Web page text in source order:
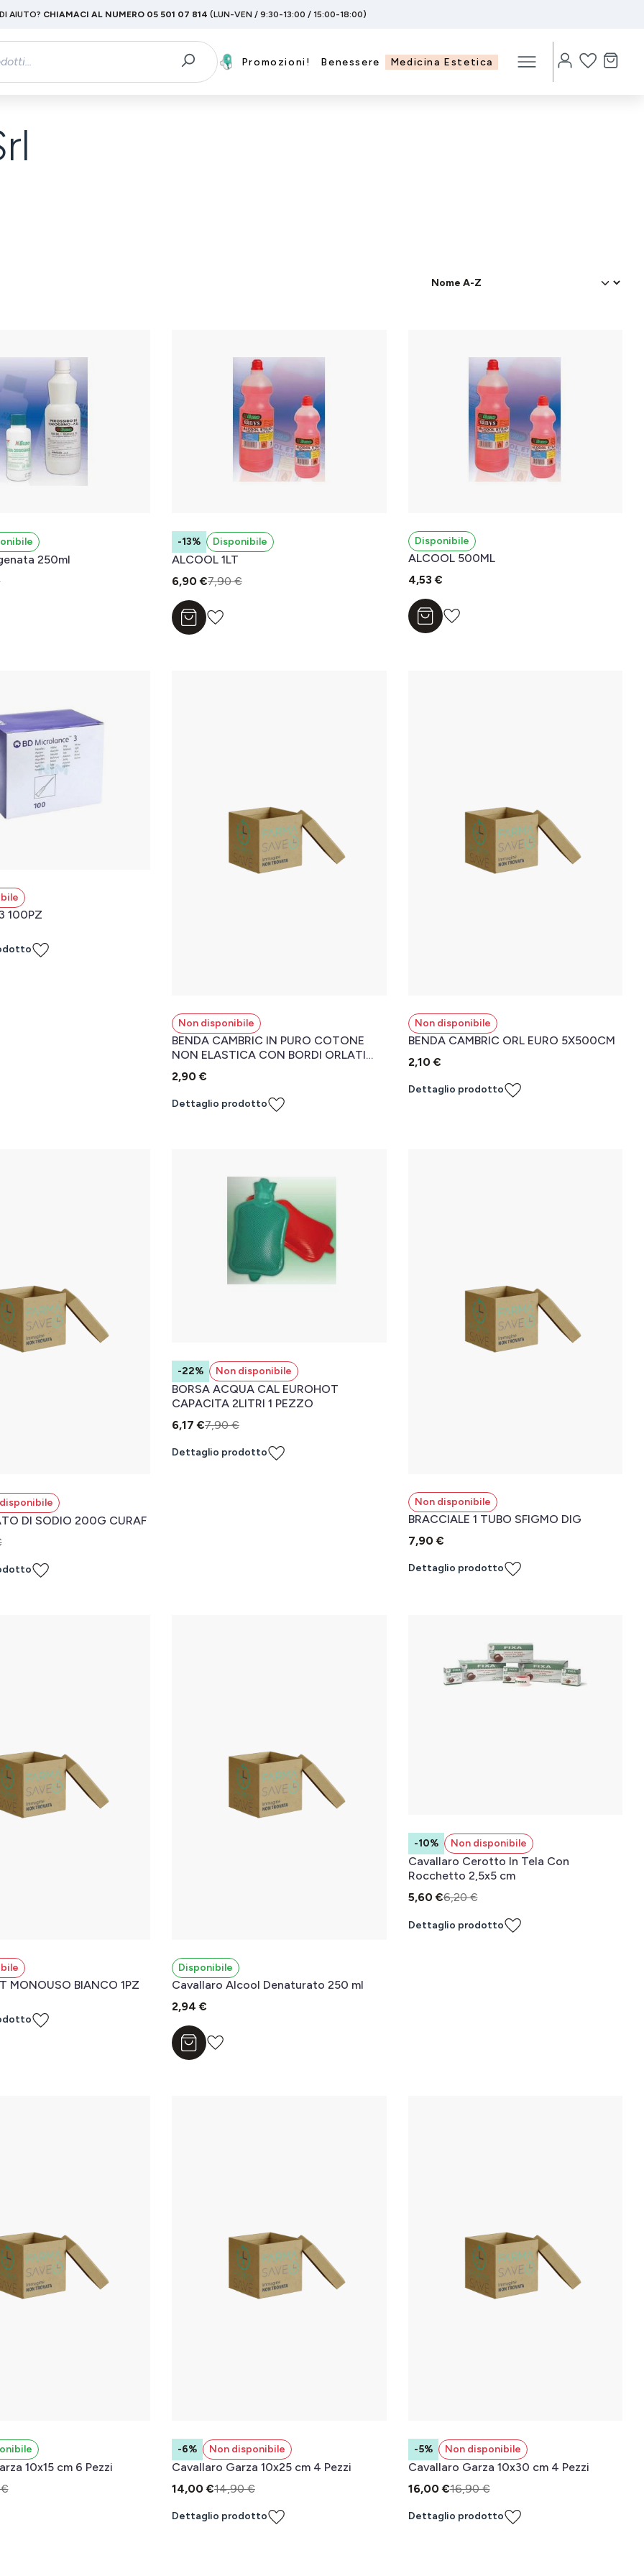
AIUTO? CHIAMACI AL NUMERO 05 501 07 814 (LUN-VEN / 9:30-13:00 / 15:00-18:00)
Promozioni! Benessere Medicina Estetica
250ml
carrello
-13% Disponibile
ALCOOL 1LT
6,90 €7,90 €
Aggiungi al carrello
Disponibile
ALCOOL 500ML
4,53 €
Aggiungi al carrello
100PZ
Non disponibile
BENDA CAMBRIC IN PURO COTONE
NON ELASTICA CON BORDI ORLATI
CM
2,90 €
Dettaglio prodotto
Non disponibile
BENDA CAMBRIC ORL EURO 5X500CM
2,10 €
Dettaglio prodotto
DI SODIO 200G CURAF
-22% Non disponibile
BORSA ACQUA CAL EUROHOT
CAPACITA 2LITRI 1 PEZZO
6,17 €7,90 €
Dettaglio prodotto
Non disponibile
BRACCIALE 1 TUBO SFIGMO DIG
7,90 €
Dettaglio prodotto
MONOUSO BIANCO 1PZ
Disponibile
Cavallaro Alcool Denaturato 250 ml
2,94 €
Aggiungi al carrello
-10% Non disponibile
Cavallaro Cerotto In Tela Con
Rocchetto 2,5x5 cm
5,60 €6,20 €
Dettaglio prodotto
10x15 cm 6 Pezzi
carrello
-6% Non disponibile
Cavallaro Garza 10x25 cm 4 Pezzi
14,00 €14,90 €
Dettaglio prodotto
-5% Non disponibile
Cavallaro Garza 10x30 cm 4 Pezzi
16,00 €16,90 €
Dettaglio prodotto